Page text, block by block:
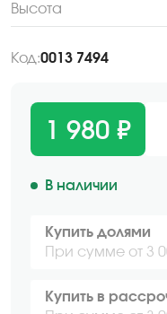
Высота
Код:0013 7494
1 980 ₽
В наличии
Купить долями
При сумме от 3
Купить в